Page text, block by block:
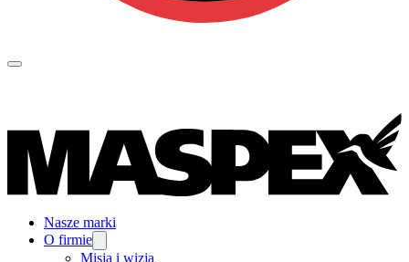
Nasze marki
O firmie
Misja i wizja